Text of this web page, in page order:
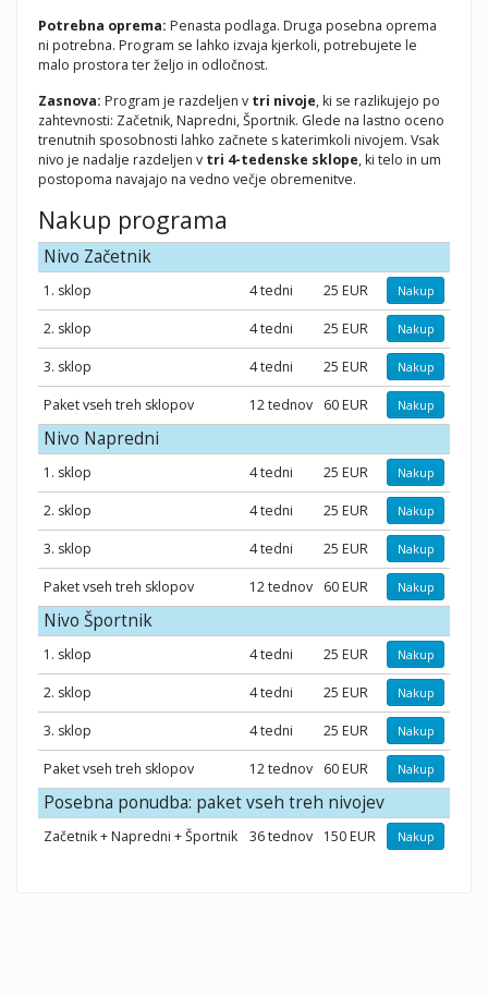
Potrebna oprema: Penasta podlaga. Druga posebna oprema
ni potrebna. Program se lahko izvaja kjerkoli, potrebujete le
malo prostora ter željo in odločnost.
Zasnova: Program je razdeljen v tri nivoje, ki se razlikujejo po
zahtevnosti: Začetnik, Napredni, Športnik. Glede na lastno oceno
trenutnih sposobnosti lahko začnete s katerimkoli nivojem. Vsak
nivo je nadalje razdeljen v tri 4-tedenske sklope, ki telo in um
postopoma navajajo na vedno večje obremenitve.
Nakup programa
Nivo Začetnik
1. sklop 4 tedni 25 EUR Nakup
2. sklop 4 tedni 25 EUR Nakup
3. sklop 4 tedni 25 EUR Nakup
Paket vseh treh sklopov 12 tednov 60 EUR Nakup
Nivo Napredni
1. sklop 4 tedni 25 EUR Nakup
2. sklop 4 tedni 25 EUR Nakup
3. sklop 4 tedni 25 EUR Nakup
Paket vseh treh sklopov 12 tednov 60 EUR Nakup
Nivo Športnik
1. sklop 4 tedni 25 EUR Nakup
2. sklop 4 tedni 25 EUR Nakup
3. sklop 4 tedni 25 EUR Nakup
Paket vseh treh sklopov 12 tednov 60 EUR Nakup
Posebna ponudba: paket vseh treh nivojev
Začetnik + Napredni + Športnik 36 tednov 150 EUR Nakup